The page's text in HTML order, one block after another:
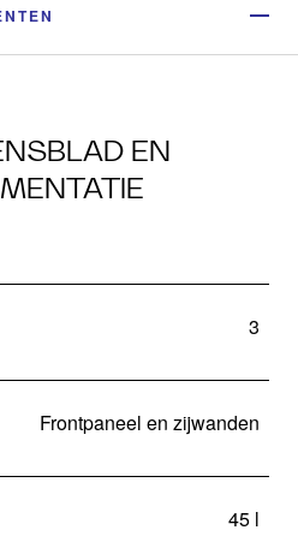
EN
3
Frontpaneel en zijwanden
45 l